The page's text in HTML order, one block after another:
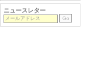
ニュースレター